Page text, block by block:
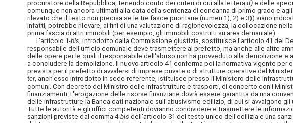
procuratore della Repubblica, tenendo conto dei criteri di cui alla lettera d)e delle
comunque non ancora ultimati alla data della sentenza di condanna di primo grado e
rilevato che il testo non precisa se le tre fasce prioritarie (numeri 1), 2) e 3)) siano
infatti, potrebbe rilevare, ai fini di una valutazione di ragionevolezza, la collocazione
prima fascia di altri immobili (per esempio, gli immobili costruiti su area demaniale).
L'articolo 1-bis, introdotto dalla Commissione giustizia, sostituisce l'articolo 41 del
responsabile dell'ufficio comunale deve trasmettere al prefetto, ma anche alle altre
delle opere per le quali il responsabile dell'abuso non ha provveduto alla demolizione
a concludere la demolizione. Il nuovo articolo 41 conferma poi la normativa vigente
prevista per il prefetto di avvalersi di imprese private o di strutture operative del
ter, anch'esso introdotto in sede referente, istituisce presso il Ministero delle
comuni. Con decreto del Ministro delle infrastrutture e trasporti, di concerto con i
finanziamenti. L'erogazione delle risorse finanziarie dovrà essere garantita da una
delle infrastrutture la Banca dati nazionale sull'abusivismo edilizio, di cui si avvalgono
Tutte le autorità e gli uffici competenti dovranno condividere e trasmettere le
sanzioni previste dal comma 4-bis dell'articolo 31 del testo unico dell'edilizia e una